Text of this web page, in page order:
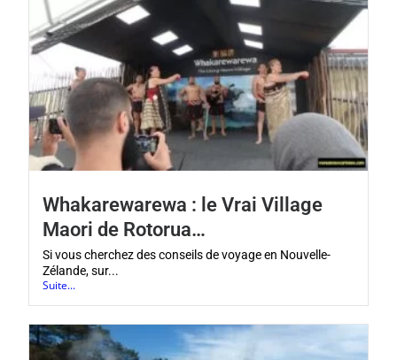
Whakarewarewa : le Vrai Village
Maori de Rotorua…
Si vous cherchez des conseils de voyage en Nouvelle-
Zélande, sur...
Suite...